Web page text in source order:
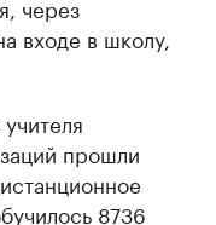
через
входе в школу,
прошли
8736